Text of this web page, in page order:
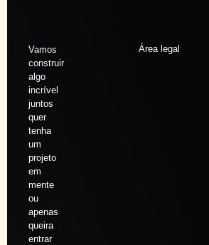
Vamos
construir
algo
incrível
juntos
quer
tenha
um
projeto
em
mente
ou
apenas
queira
entrar
Área legal